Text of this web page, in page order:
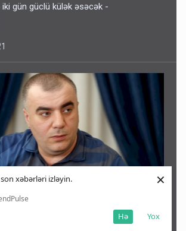
xəbərləri izləyin.
Yox
Hə
×
gün güclü külək əsəcək -
bağlı SON DƏQİQƏ AÇIQLAMASI -